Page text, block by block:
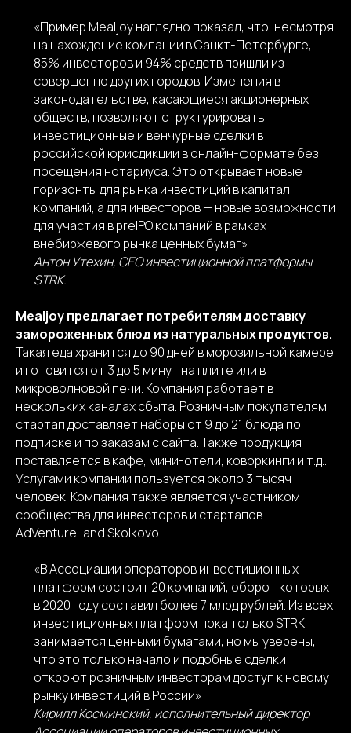
«Пример Mealjoy наглядно показал, что, несмотря
на нахождение компании в Санкт-Петербурге,
85% инвесторов и 94% средств пришли из
совершенно других городов. Изменения в
законодательстве, касающиеся акционерных
обществ, позволяют структурировать
инвестиционные и венчурные сделки в
российской юрисдикции в онлайн-формате без
посещения нотариуса. Это открывает новые
горизонты для рынка инвестиций в капитал
компаний, а для инвесторов — новые возможности
для участия в preIPO компаний в рамках
внебиржевого рынка ценных бумаг»
Антон Утехин, CEO инвестиционной платформы
STRK.
Mealjoy предлагает потребителям доставку
замороженных блюд из натуральных продуктов.
Такая еда хранится до 90 дней в морозильной камере
и готовится от 3 до 5 минут на плите или в
микроволновой печи. Компания работает в
нескольких каналах сбыта. Розничным покупателям
стартап доставляет наборы от 9 до 21 блюда по
подписке и по заказам с сайта. Также продукция
поставляется в кафе, мини-отели, коворкинги и т.д..
Услугами компании пользуется около 3 тысяч
человек. Компания также является участником
сообщества для инвесторов и стартапов
AdVentureLand Skolkovo.
«В Ассоциации операторов инвестиционных
платформ состоит 20 компаний, оборот которых
в 2020 году составил более 7 млрд рублей. Из всех
инвестиционных платформ пока только STRK
занимается ценными бумагами, но мы уверены,
что это только начало и подобные сделки
откроют розничным инвесторам доступ к новому
рынку инвестиций в России»
Кирилл Косминский, исполнительный директор